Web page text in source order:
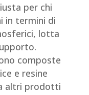
per chi
in termini di
lotta
composte
e resine
altri prodotti